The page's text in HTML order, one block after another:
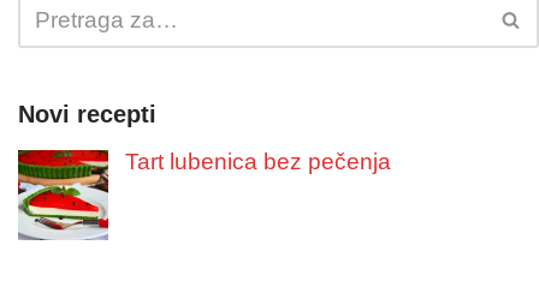
Novi recepti
Tart lubenica bez pečenja